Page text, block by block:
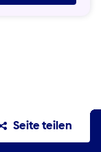
Seite teilen